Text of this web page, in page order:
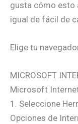
gusta cómo esto
igual de fácil de
Elige tu
MICROSOFT
Microsoft
1. Seleccione
Opciones de